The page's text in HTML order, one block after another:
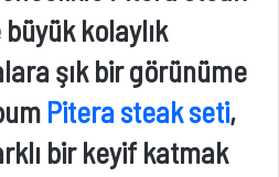
kolaylık
şık bir görünüme
Pitera steak seti,
bir keyif katmak